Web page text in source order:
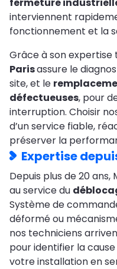
interviennent
fonctionnement et la
Grâce à son expertise
Parisassure le
site, et le
défectueuses, pour
interruption. Choisir
d’un service fiable,
préserver la
Expertise
Depuis plus de 20
au service du
Système de
déformé ou
nos techniciens
pour identifier la
votre installation en